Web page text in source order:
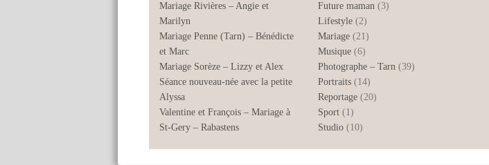
Mariage Rivières – Angie et
Marilyn
Mariage Penne (Tarn) – Bénédicte
et Marc
Mariage Sorèze – Lizzy et Alex
Séance nouveau-née avec la petite
Alyssa
Valentine et François – Mariage à
St-Gery – Rabastens
Future maman(3)
Lifestyle(2)
Mariage(21)
Musique(6)
Photographe – Tarn(39)
Portraits(14)
Reportage(20)
Sport(1)
Studio(10)